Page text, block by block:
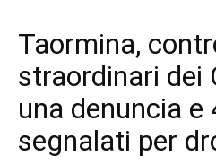
Taormina,
straordinari dei
una denuncia e
segnalati per